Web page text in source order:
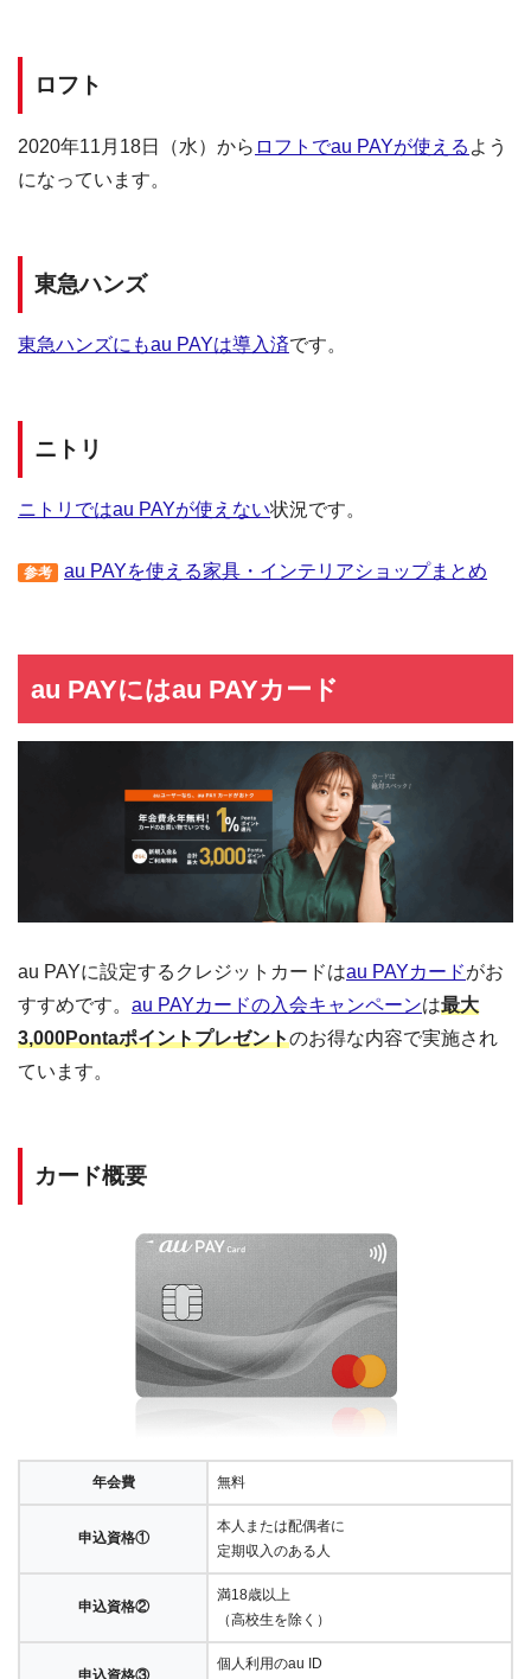
ロフト
2020年11月18日（水）から ロフトでau PAYが使える よう
になっています。
東急ハンズ
東急ハンズにもau PAYは導入済です。
ニトリ
ニトリではau PAYが使えない状況です。
参考 au PAYを使える家具・インテリアショップまとめ
au PAYにはau PAYカード
au PAYに設定するクレジットカードはau PAYカードがお
すすめです。 au PAYカードの入会キャンペーンは最大
3,000Pontaポイントプレゼントのお得な内容で実施され
ています。
カード概要
年会費 無料
申込資格①
本人または配偶者に
定期収入のある人
申込資格②
満18歳以上
（高校生を除く）
申込資格③
個人利用のau ID